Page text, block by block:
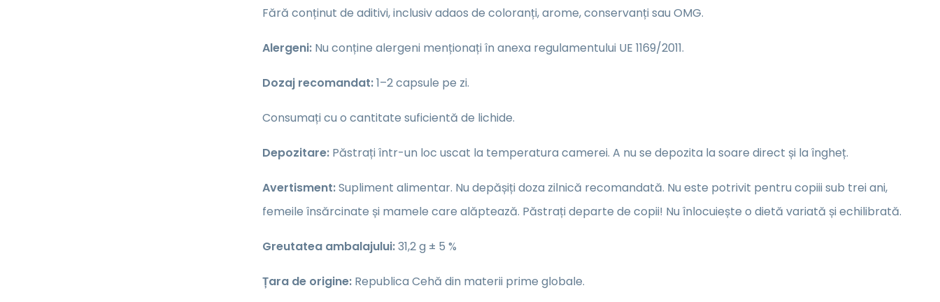
Fără conținut de aditivi, inclusiv adaos de coloranți, arome, conservanți sau OMG.
Alergeni: Nu conține alergeni menționați în anexa regulamentului UE 1169/2011.
Dozaj recomandat:1–2 capsule pe zi.
Consumați cu o cantitate suficientă de lichide.
Depozitare: Păstrați într-un loc uscat la temperatura camerei. A nu se depozita la soare direct și la îngheț.
Avertisment:Supliment alimentar. Nu depășiți doza zilnică recomandată. Nu este potrivit pentru copiii sub trei ani,
femeile însărcinate și mamele care alăptează. Păstrați departe de copii! Nu înlocuiește o dietă variată și echilibrată.
Greutatea ambalajului:31,2 g ± 5 %
Țara de origine: Republica Cehă din materii prime globale.